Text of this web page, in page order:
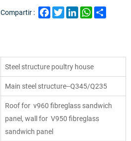
Compartir : FacebookTwitterLinkedInWhatsApp
Steel structure poultry house
Main steel structure--Q345/Q235
Roof for v960 fibreglass sandwich
panel, wall for V950 fibreglass
sandwich panel